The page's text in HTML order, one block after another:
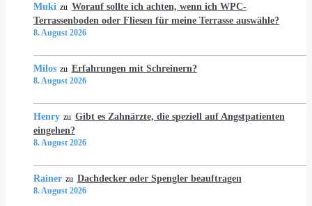
Muki zu Worauf sollte ich achten, wenn ich WPC-
Terrassenboden oder Fliesen für meine Terrasse auswähle?
8. August 2026
Milos zu Erfahrungen mit Schreinern?
8. August 2026
Henry zu Gibt es Zahnärzte, die speziell auf Angstpatienten
eingehen?
8. August 2026
Rainer zu Dachdecker oder Spengler beauftragen
8. August 2026